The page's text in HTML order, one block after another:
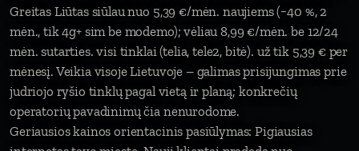
Greitas Liūtas siūlau nuo 5,39 €/mėn. naujiems (−40 %, 2
mėn., tik 4g+ sim be modemo); vėliau 8,99 €/mėn. be 12/24
mėn. sutarties. visi tinklai (telia, tele2, bitė). už tik 5,39 € per
mėnesį. Veikia visoje Lietuvoje – galimas prisijungimas prie
judriojo ryšio tinklų pagal vietą ir planą; konkrečių
operatorių pavadinimų čia nenurodome.
Geriausios kainos orientacinis pasiūlymas: Pigiausias